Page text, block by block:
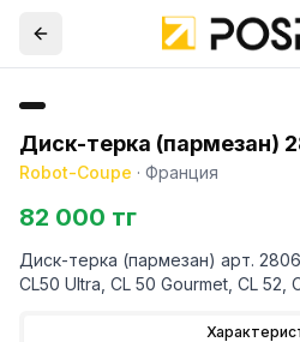
Диск-терка (пармезан)
Robot-Coupe · Франция
82 000 тг
Диск-терка (пармезан) арт.
CL50 Ultra, CL 50 Gourmet, CL 52,